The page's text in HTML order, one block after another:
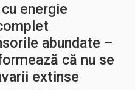
energie
abundate –
că nu se
extinse